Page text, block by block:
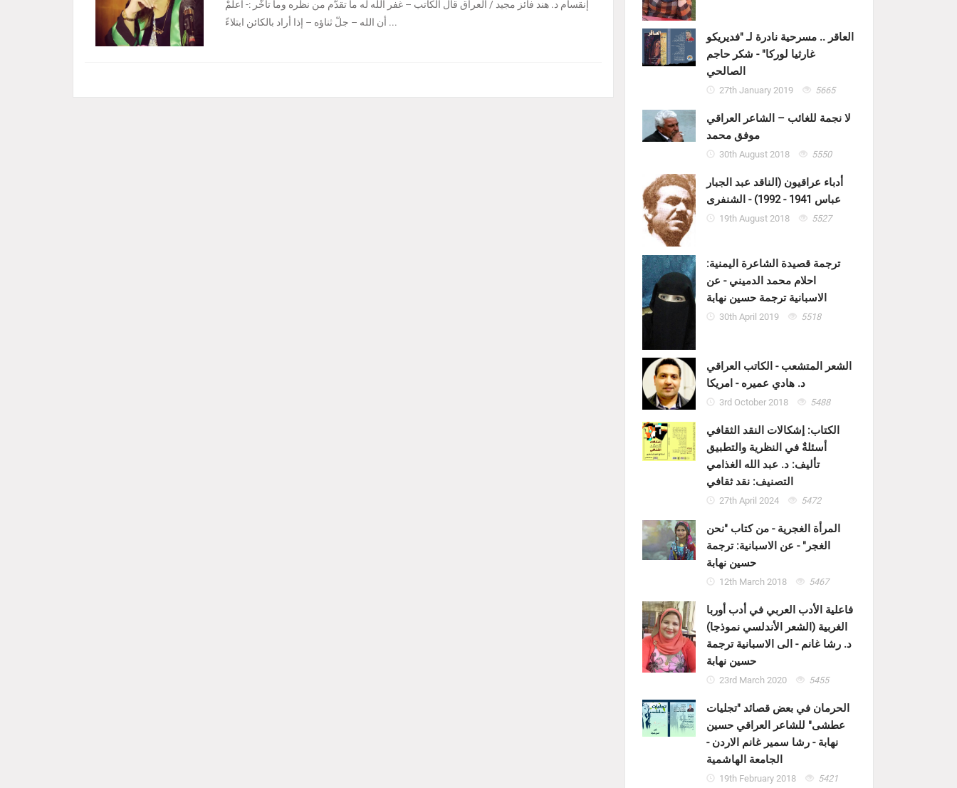
إنقسام د. هند فائز مجيد / العراق ‏قال الكاتب – غفر الله له ما تقدّم من نظره وما تأخّر :- ‏اعلمْ
أن الله – جلّ ثناؤه – إذا أراد بالكائن ابتلاءً ...
العاقر .. مسرحية نادرة لـ "فديريكو
غارثيا لوركا" - شكر حاجم
الصالحي
27th January 2019 5665
لا نجمة للغائب – الشاعر العراقي
موفق محمد
30th August 2018 5550
أدباء عراقيون (الناقد عبد الجبار
عباس 1941 - 1992) - الشنفرى
19th August 2018 5527
ترجمة قصيدة الشاعرة اليمنية:
احلام محمد الدميني - عن
الاسبانية ترجمة حسين نهابة
30th April 2019 5518
الشعر المتشعب - الكاتب العراقي
د. هادي عميره - امريكا
3rd October 2018 5488
الكتاب: إشكالات النقد الثقافي
أسئلةٌ في النظرية والتطبيق
تأليف: د. عبد الله الغذامي
التصنيف: نقد ثقافي
27th April 2024 5472
المرأة الغجرية - من كتاب "نحن
الغجر" - عن الاسبانية: ترجمة
حسين نهابة
12th March 2018 5467
فاعلية الأدب العربي في أدب أوربا
الغربية (الشعر الأندلسي نموذجا)
د. رشا غانم - الى الاسبانية ترجمة
حسين نهابة
23rd March 2020 5455
الحرمان في بعض قصائد "تجليات
عطشى" للشاعر العراقي حسين
نهابة - رشا سمير غانم الاردن -
الجامعة الهاشمية
19th February 2018 5421